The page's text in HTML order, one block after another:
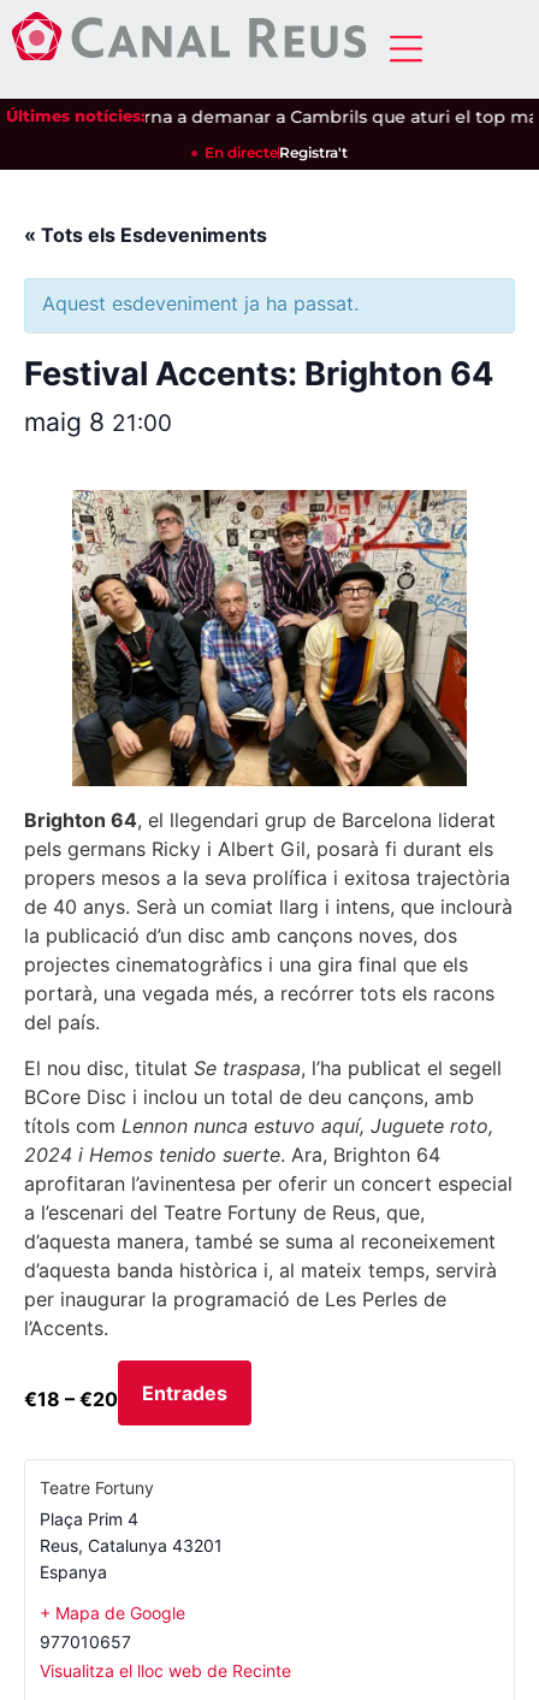
Últimes notícies:
|Salou torna a demanar a Cambrils que aturi el top
En directeRegistra't
« Tots els Esdeveniments
Aquest esdeveniment ja ha passat.
Festival Accents: Brighton 64
maig 8 21:00
Brighton 64, el llegendari grup de Barcelona liderat
pels germans Ricky i Albert Gil, posarà fi durant els
propers mesos a la seva prolífica i exitosa trajectòria
de 40 anys. Serà un comiat llarg i intens, que inclourà
la publicació d’un disc amb cançons noves, dos
projectes cinematogràfics i una gira final que els
portarà, una vegada més, a recórrer tots els racons
del país.
El nou disc, titulat Se traspasa, l’ha publicat el segell
BCore Disc i inclou un total de deu cançons, amb
títols com Lennon nunca estuvo aquí, Juguete roto,
2024 i Hemos tenido suerte. Ara, Brighton 64
aprofitaran l’avinentesa per oferir un concert especial
a l’escenari del Teatre Fortuny de Reus, que,
d’aquesta manera, també se suma al reconeixement
d’aquesta banda històrica i, al mateix temps, servirà
per inaugurar la programació de Les Perles de
l’Accents.
€18 – €20 Entrades
Teatre Fortuny
Plaça Prim 4
Reus, Catalunya 43201
Espanya
+ Mapa de Google
977010657
Visualitza el lloc web de Recinte